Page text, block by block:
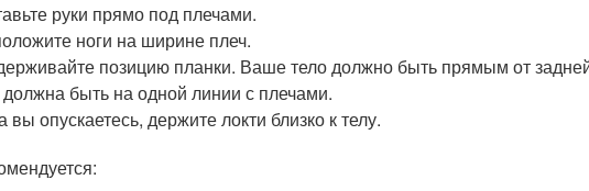
руки прямо под плечами.
ноги на ширине плеч.
позицию планки. Ваше тело должно быть прямым от
быть на одной линии с плечами.
вы опускаетесь, держите локти близко к телу.